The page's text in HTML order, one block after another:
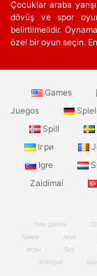
Çocuklar araba
dövüş ve spor
belirtilmelidir.
özel bir oyun seçin.
Games
Juegos
Spill
Ігри
Igre
Zaidimai
free games
Spiele
Jeux
игры
Gry
Mängud